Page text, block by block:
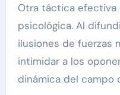
Otra táctica efectiva
psicológica. Al
ilusiones de fuerzas
intimidar a los
dinámica del campo